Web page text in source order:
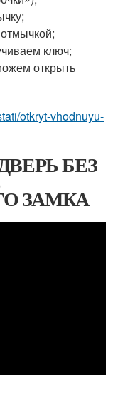
ключ;
открыть
otkryt-vhodnuyu-
БЕЗ
ЗАМКА